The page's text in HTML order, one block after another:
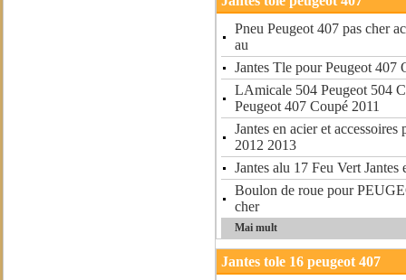
Pneu Peugeot 407 pas cher
au
Jantes Tle pour Peugeot 407
LAmicale 504 Peugeot 504
Peugeot 407 Coupé 2011
Jantes en acier et
2012 2013
Jantes alu 17 Feu Vert Jantes
Boulon de roue pour
cher
Mai mult
Jantes tole 16 peugeot 407